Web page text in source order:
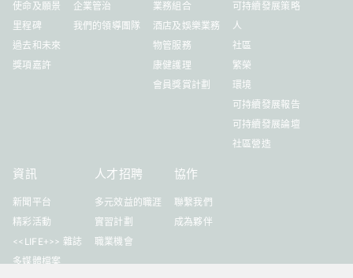
使命及願景
里程碑
過去和未來
獎項嘉許
企業管治
我們的領導團隊
業務組合
酒店及娛樂業務
物管服務
康健護理
會員獎賞計劃
可持續發展策略
人
社區
繁榮
環境
可持續發展報告
可持續發展論壇
社區營造
資訊
新聞平台
精彩活動
<<LIFE+>> 雜誌
多媒體檔案
人才招聘
多元效益的職涯
實習計劃
職業機會
協作
聯繫我們
成為夥伴